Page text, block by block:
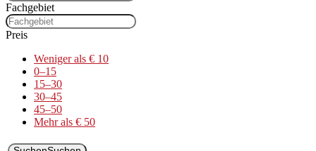
Fachge­bi­et
Preis
Weniger als € 10
0–15
15–30
30–45
45–50
Mehr als € 50